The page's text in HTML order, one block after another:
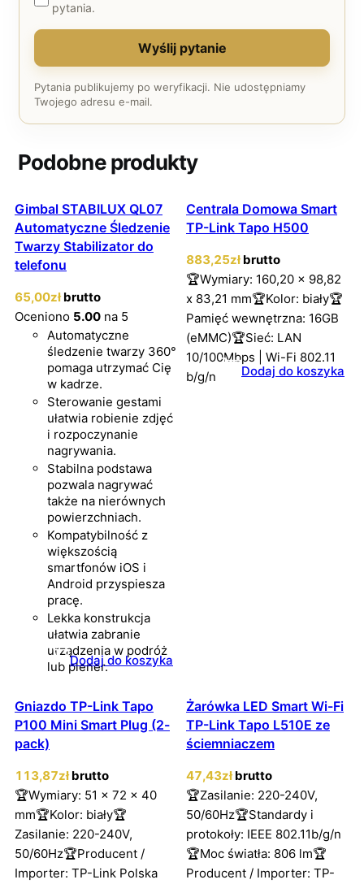
pytania.
Wyślij pytanie
Pytania publikujemy po weryfikacji. Nie udostępniamy
Twojego adresu e-mail.
Podobne produkty
Gimbal STABILUX QL07
Automatyczne Śledzenie
Twarzy Stabilizator do
telefonu
65,00zł brutto
Oceniono 5.00 na 5
Automatyczne
śledzenie twarzy 360°
pomaga utrzymać Cię
w kadrze.
Sterowanie gestami
ułatwia robienie zdjęć
i rozpoczynanie
nagrywania.
Stabilna podstawa
pozwala nagrywać
także na nierównych
powierzchniach.
Kompatybilność z
większością
smartfonów iOS i
Android przyspiesza
pracę.
Lekka konstrukcja
ułatwia zabranie
urządzenia w podróż
lub plener.
Dodaj do koszyka
Centrala Domowa Smart
TP-Link Tapo H500
883,25zł brutto
🏆Wymiary: 160,20 x 98,82
x 83,21 mm🏆Kolor: biały🏆
Pamięć wewnętrzna: 16GB
(eMMC)🏆Sieć: LAN
10/100Mbps | Wi-Fi 802.11
b/g/n
Dodaj do koszyka
Gniazdo TP-Link Tapo
P100 Mini Smart Plug (2-
pack)
113,87zł brutto
🏆Wymiary: 51 x 72 x 40
mm🏆Kolor: biały🏆
Zasilanie: 220-240V,
50/60Hz🏆Producent /
Importer: TP-Link Polska
Żarówka LED Smart Wi-Fi
TP-Link Tapo L510E ze
ściemniaczem
47,43zł brutto
🏆Zasilanie: 220-240V,
50/60Hz🏆Standardy i
protokoły: IEEE 802.11b/g/n
🏆Moc światła: 806 lm🏆
Producent / Importer: TP-